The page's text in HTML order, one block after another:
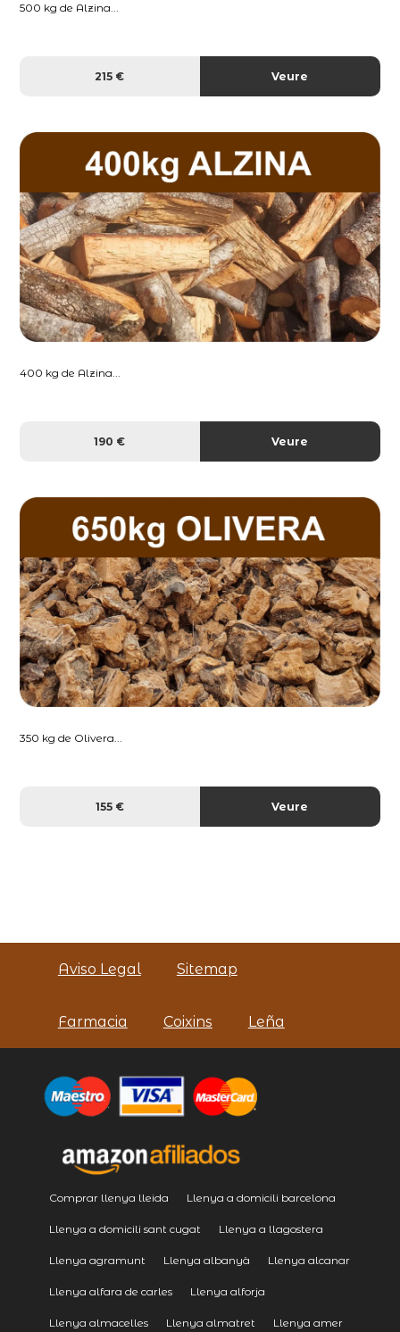
500 kg de Alzina...
215 € Veure
400 kg de Alzina...
190 € Veure
350 kg de Olivera...
155 € Veure
Aviso Legal Sitemap
Farmacia Coixins Leña
Comprar llenya lleida Llenya a domicili barcelona
Llenya a domicili sant cugat Llenya a llagostera
Llenya agramunt Llenya albanyà Llenya alcanar
Llenya alfara de carles Llenya alforja
Llenya almacelles Llenya almatret Llenya amer